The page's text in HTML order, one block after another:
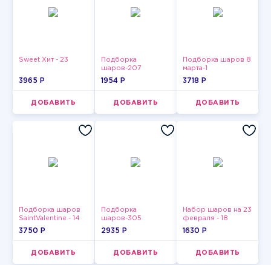
Sweet Хит - 23
3965 P
ДОБАВИТЬ
Подборка
шаров-207
1954 P
ДОБАВИТЬ
Подборка шаров 8
марта-1
3718 P
ДОБАВИТЬ
Подборка шаров
SaintValentine - 14
3750 P
ДОБАВИТЬ
Подборка
шаров-305
2935 P
ДОБАВИТЬ
Набор шаров на 23
февраля - 18
1630 P
ДОБАВИТЬ